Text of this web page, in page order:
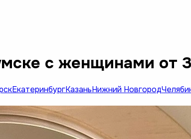
с женщинами от
ЕкатеринбургКазаньНижний Новгород